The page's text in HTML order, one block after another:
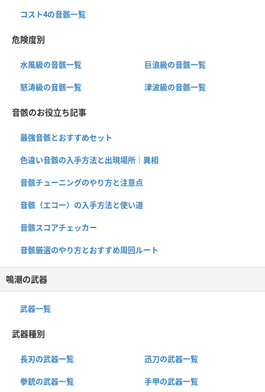
コスト4の音骸一覧
危険度別
水風級の音骸一覧 巨浪級の音骸一覧
怒涛級の音骸一覧 津波級の音骸一覧
音骸のお役立ち記事
最強音骸とおすすめセット
色違い音骸の入手方法と出現場所｜異相
音骸チューニングのやり方と注意点
音骸（エコー）の入手方法と使い道
音骸スコアチェッカー
音骸厳選のやり方とおすすめ周回ルート
鳴潮の武器
武器一覧
武器種別
長刃の武器一覧 迅刀の武器一覧
拳銃の武器一覧 手甲の武器一覧